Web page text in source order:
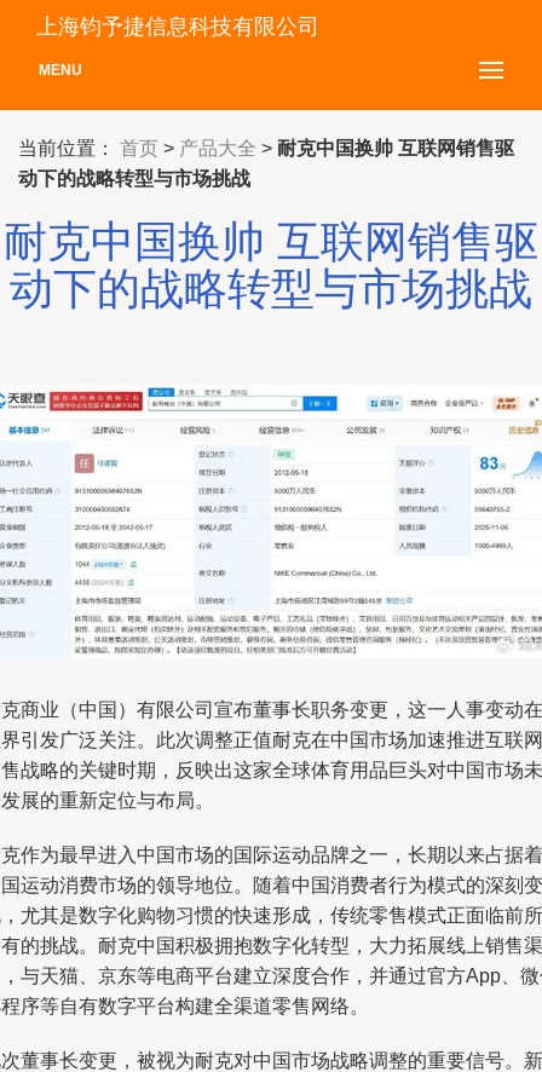
上海钧予捷信息科技有限公司
MENU
当前位置： 首页 > 产品大全 > 耐克中国换帅 互联网销售驱
动下的战略转型与市场挑战
耐克中国换帅 互联网销售驱
动下的战略转型与市场挑战
商业（中国）有限公司宣布董事长职务变更，这一人事变动在
引发广泛关注。此次调整正值耐克在中国市场加速推进互联网
战略的关键时期，反映出这家全球体育用品巨头对中国市场未
展的重新定位与布局。
作为最早进入中国市场的国际运动品牌之一，长期以来占据着
运动消费市场的领导地位。随着中国消费者行为模式的深刻变
尤其是数字化购物习惯的快速形成，传统零售模式正面临前所
的挑战。耐克中国积极拥抱数字化转型，大力拓展线上销售渠
与天猫、京东等电商平台建立深度合作，并通过官方App、
序等自有数字平台构建全渠道零售网络。
董事长变更，被视为耐克对中国市场战略调整的重要信号。新